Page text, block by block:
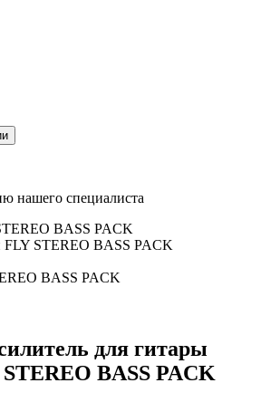
нашего специалиста
BASS PACK
FLY STEREO BASS PACK
BASS PACK
для гитары
BASS PACK